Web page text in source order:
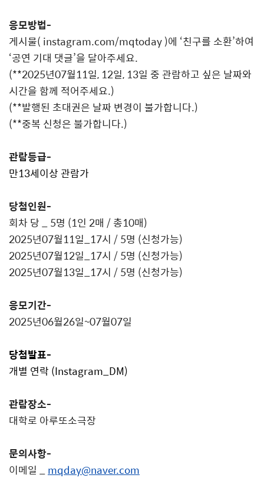
응모방법-
게시물( instagram.com/mqtoday )에 ‘친구를 소환’하여
‘공연 기대 댓글’을 달아주세요.
(**2025년07월11일, 12일, 13일 중 관람하고 싶은 날짜와
시간을 함께 적어주세요.)
(**발행된 초대권은 날짜 변경이 불가합니다.)
(**중복 신청은 불가합니다.)
관람등급-
만13세이상 관람가
당첨인원-
회차 당 _ 5명 (1인 2매 /총10매)
2025년07월11일_17시 / 5명 (신청가능)
2025년07월12일_17시 / 5명 (신청가능)
2025년07월13일_17시 / 5명 (신청가능)
응모기간-
2025년06월26일~07월07일
당첨발표-
개별 연락 (Instagram_DM)
관람장소-
대학로 아루또소극장
문의사항-
이메일 _ mqday@naver.com